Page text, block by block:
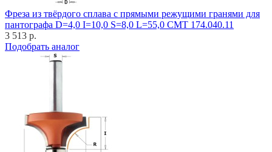
Фреза из твёрдого сплава с прямыми режущими гранями для
пантографа D=4,0 I=10,0 S=8,0 L=55,0 CMT 174.040.11
3 513 р.
Подобрать аналог